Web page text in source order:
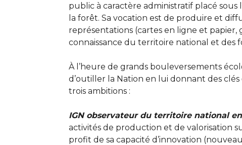
public à caractère administratif placé
la forêt. Sa vocation est de produire et
représentations (cartes en ligne et papier,
connaissance du territoire national et des
À l’heure de grands bouleversements
d’outiller la Nation en lui donnant des
trois ambitions :
IGN observateur du territoire national
activités de production et de valorisation
profit de sa capacité d’innovation